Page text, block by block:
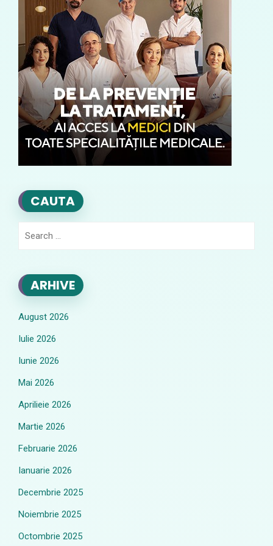
CAUTA
ARHIVE
August 2026
Iulie 2026
Iunie 2026
Mai 2026
Aprilieie 2026
Martie 2026
Februarie 2026
Ianuarie 2026
Decembrie 2025
Noiembrie 2025
Octombrie 2025